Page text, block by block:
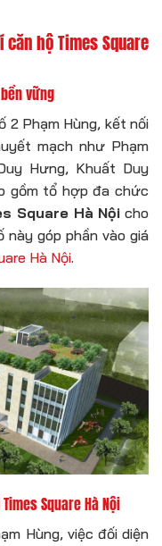
hộ Times Square
vững
2 Phạm Hùng, kết nối
mạch như Phạm
Hưng, Khuất Duy
gồm tổ hợp đa chức
Square Hà Nội cho
góp phần vào giá
Hà Nội.
Square Hà Nội
Hùng, việc đối diện